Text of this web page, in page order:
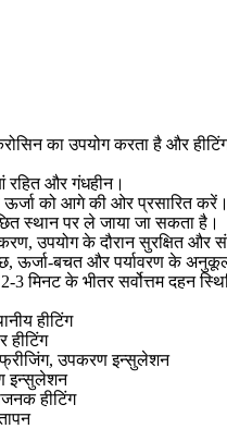
का उपयोग करता है और
रहित और गंधहीन।
को आगे की ओर प्रसारित करें।
स्थान पर ले जाया जा सकता है।
उपयोग के दौरान सुरक्षित और
ऊर्जा-बचत और पर्यावरण के
3 मिनट के भीतर सर्वोत्तम दहन
हीटिंग
उपकरण इन्सुलेशन
इन्सुलेशन
हीटिंग